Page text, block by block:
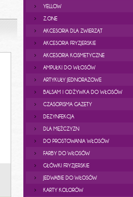
YELLOW
Z.ONE
AKCESORIA DLA ZWIERZĄT
AKCESORIA FRYZJERSKIE
AKCESORIA KOSMETYCZNE
AMPUŁKI DO WŁOSÓW
ARTYKUŁY JEDNORAZOWE
BALSAM I ODŻYWKA DO WŁOSÓW
CZASOPISMA GAZETY
DEZYNFEKCJA
DLA MĘŻCZYZN
DO PROSTOWANIA WŁOSÓW
FARBY DO WŁOSÓW
GŁÓWKI FRYZJERSKIE
JEDWABIE DO WŁOSÓW
KARTY KOLORÓW